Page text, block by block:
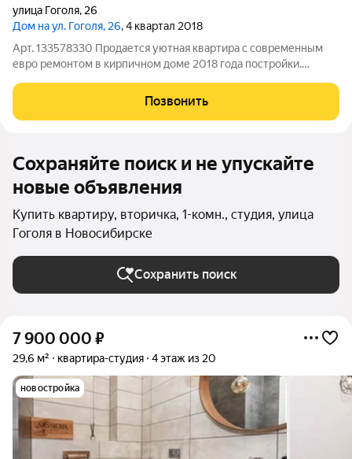
улица Гоголя, 26
Дом на ул. Гоголя, 26, 4 квартал 2018
Арт. 133578330 Продается уютная квартира с современным
евро ремонтом в кирпичном доме 2018 года постройки.
кулинарных экспериментов. В квартире совмещенный
санузел, что обеспечивает
Позвонить
Сохраняйте поиск и не упускайте
новые объявления
Купить квартиру, вторичка, 1-комн., студия, улица
Гоголя в Новосибирске
Сохранить поиск
7 900 000 ₽
29,6 м² квартира-студия 4 этаж из 20
новостройка